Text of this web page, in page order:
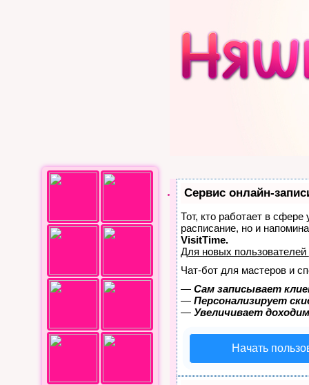
Сервис онлайн-
Тот, кто работает в
расписание, но и
VisitTime.
Для новых пользователей
Чат-бот для мастеров и
— Сам записывает
— Персонализирует
— Увеличивает
Начать